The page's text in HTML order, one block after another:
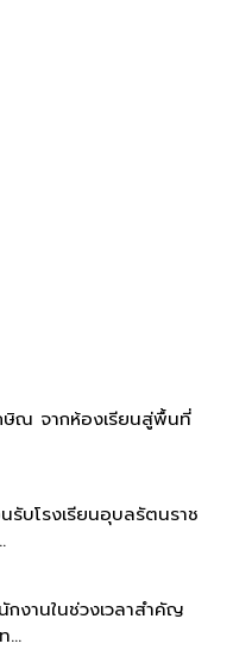
ณ จากห้องเรียนสู่พื้นที่
บโรงเรียนอุบลรัตนราช
งานในช่วงเวลาสำคัญ
...